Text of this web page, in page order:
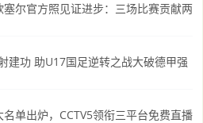
尔官方照见证进步：三场比赛贡献两
建功 助U17国足逆转之战大破德甲强
单出炉，CCTV5领衔三平台免费直播